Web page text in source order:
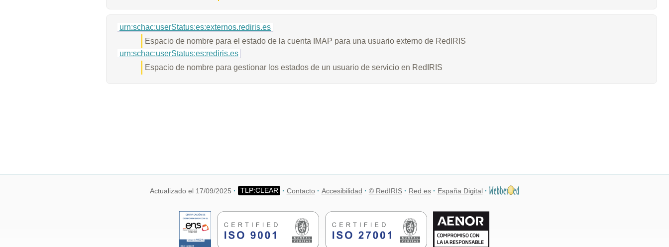
urn:schac:userStatus:es:externos.rediris.es
Espacio de nombre para el estado de la cuenta IMAP para una usuario externo de RedIRIS
urn:schac:userStatus:es:rediris.es
Espacio de nombre para gestionar los estados de un usuario de servicio en RedIRIS
Actualizado el 17/09/2025 Contacto Accesibilidad © RedIRIS Red.es España Digital